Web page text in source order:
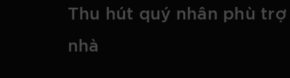
Thu hút quý nhân phù
nhà